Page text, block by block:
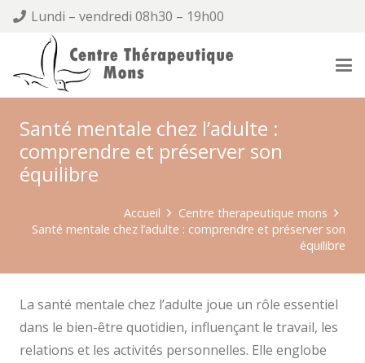
Lundi – vendredi 08h30 – 19h00
Santé mentale chez l’adulte :
comprendre et préserver son
équilibre
Accueil
Centre therapeutique mons
Santé mentale chez l’adulte : comprendre et préserver son
équilibre
La santé mentale chez l’adulte joue un rôle essentiel
dans le bien-être quotidien, influençant le travail, les
relations et les activités personnelles. Elle englobe